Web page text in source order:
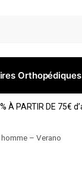
Orthopédiques
À PARTIR DE 75€
– Verano